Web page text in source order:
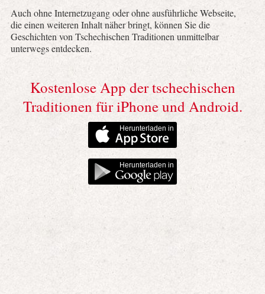
Auch ohne Internetzugang oder ohne ausführliche Webseite,
die einen weiteren Inhalt näher bringt, können Sie die
Geschichten von Tschechischen Traditionen unmittelbar
unterwegs entdecken.
Kostenlose App der tschechischen
Traditionen für iPhone und Android.
Herunterladen in
Herunterladen in